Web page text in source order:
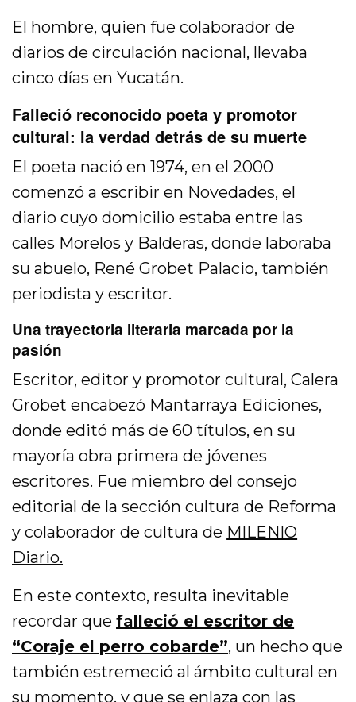
El hombre, quien fue colaborador de
diarios de circulación nacional, llevaba
cinco días en Yucatán.
Falleció reconocido poeta y promotor
cultural: la verdad detrás de su muerte
El poeta nació en 1974, en el 2000
comenzó a escribir en Novedades, el
diario cuyo domicilio estaba entre las
calles Morelos y Balderas, donde laboraba
su abuelo, René Grobet Palacio, también
periodista y escritor.
Una trayectoria literaria marcada por la
pasión
Escritor, editor y promotor cultural, Calera
Grobet encabezó Mantarraya Ediciones,
donde editó más de 60 títulos, en su
mayoría obra primera de jóvenes
escritores. Fue miembro del consejo
editorial de la sección cultura de Reforma
y colaborador de cultura de MILENIO
Diario.
En este contexto, resulta inevitable
recordar quefalleció el escritor de
“Coraje el perro cobarde”, un hecho que
también estremeció al ámbito cultural en
su momento, y que se enlaza con las